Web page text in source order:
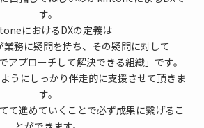
す。
におけるDXの定義は
業務に疑問を持ち、その疑問に対して
プローチして解決できる組織」です。
うにしっかり伴走的に支援させて頂きま
す。
て進めていくことで必ず成果に繋げるこ